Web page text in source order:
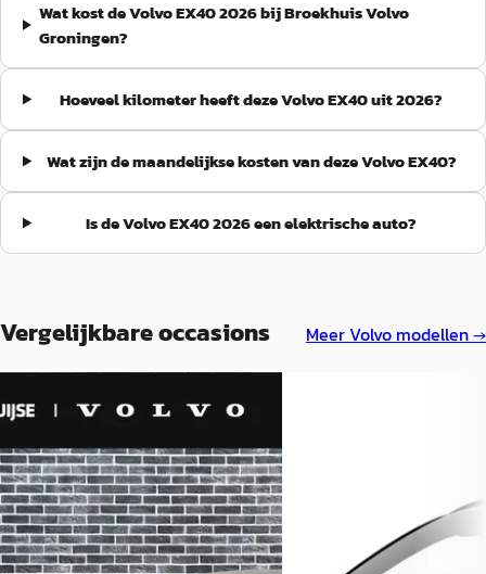
Wat kost de Volvo EX40 2026 bij Broekhuis Volvo
Groningen?
Hoeveel kilometer heeft deze Volvo EX40 uit 2026?
Wat zijn de maandelijkse kosten van deze Volvo EX40?
Is de Volvo EX40 2026 een elektrische auto?
Vergelijkbare occasions MeerVolvo modellen →
EVA
Single Motor Extended Range Plus
82 kWh
€ 44.899